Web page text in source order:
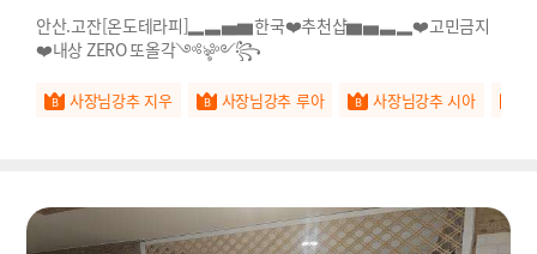
안산.고잔[온도테라피]▂▃▅▆한국❤️추천샵▆▅▃▂❤️고민금지
❤️내상 ZERO 또올각༺ৡ༻꧂
사장님강추 지우 사장님강추 루아 사장님강추 시아